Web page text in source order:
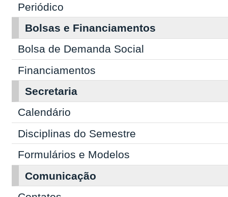
Periódico
Bolsas e Financiamentos
Bolsa de Demanda Social
Financiamentos
Secretaria
Calendário
Disciplinas do Semestre
Formulários e Modelos
Comunicação